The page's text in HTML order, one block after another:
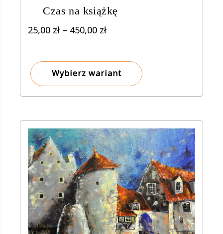
Czas na książkę
25,00 zł – 450,00 złZakres
25,00 zł
do
Wybierz wariant